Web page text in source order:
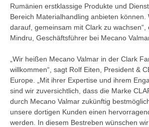
Rumänien erstklassige Produkte und
Bereich Materialhandling anbieten können.
darauf, gemeinsam mit Clark zu wachsen“,
Mindru, Geschäftsführer bei Mecano
„Wir heißen Mecano Valmar in der Clark
willkommen“, sagt Rolf Eiten, President &
Europe. „Mit ihrer Expertise und ihrem
sind wir zuversichtlich, dass die Marke
durch Mecano Valmar zukünftig
unsere dortigen Kunden einen
werden. In diesem Bestreben wünschen